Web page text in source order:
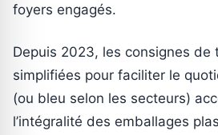
foyers engagés.
Depuis 2023, les consignes de
simplifiées pour faciliter le
(ou bleu selon les secteurs)
l’intégralité des emballages